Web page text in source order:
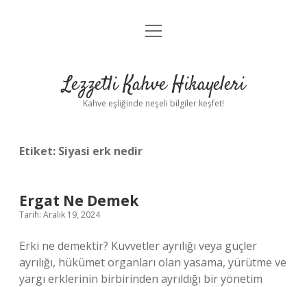
Anasayfa
Yasal Uyarı
menüyü
Lezzetli Kahve Hikayeleri
Kahve eşliğinde neşeli bilgiler keşfet!
Etiket: Siyasi erk nedir
Ergat Ne Demek
Tarih: Aralık 19, 2024
Erki ne demektir? Kuvvetler ayrılığı veya güçler
ayrılığı, hükümet organları olan yasama, yürütme ve
yargı erklerinin birbirinden ayrıldığı bir yönetim